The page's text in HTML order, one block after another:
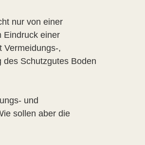
nur von einer
Eindruck einer
Vermeidungs-,
Schutzgutes Boden
und
sollen aber die